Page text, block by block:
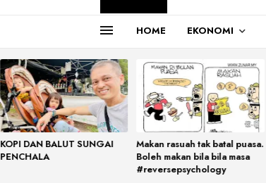
3,255,178
HOME EKONOMI
KOPI DAN BALUT SUNGAI
PENCHALA
Makan rasuah tak batal puasa.
Boleh makan bila bila masa
#reversepsychology